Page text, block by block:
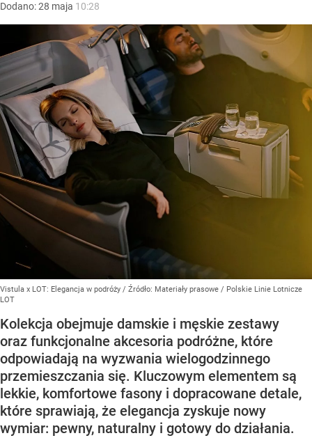
Dodano:28 maja 10:28
Vistula x LOT: Elegancja w podróży / Źródło: Materiały prasowe / Polskie Linie Lotnicze
LOT
Kolekcja obejmuje damskie i męskie zestawy
oraz funkcjonalne akcesoria podróżne, które
odpowiadają na wyzwania wielogodzinnego
przemieszczania się. Kluczowym elementem są
lekkie, komfortowe fasony i dopracowane detale,
które sprawiają, że elegancja zyskuje nowy
wymiar: pewny, naturalny i gotowy do działania.